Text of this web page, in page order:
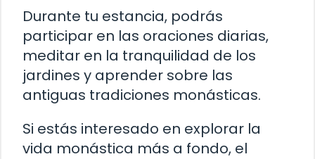
Durante tu estancia, podrás
participar en las oraciones diarias,
meditar en la tranquilidad de los
jardines y aprender sobre las
antiguas tradiciones monásticas.
Si estás interesado en explorar la
vida monástica más a fondo, el